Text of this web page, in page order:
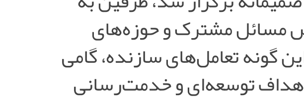
مسائل مشترک و حوزه‌های
گونه تعامل‌های سازنده، گامی
توسعه‌ای و خدمت‌رسانی